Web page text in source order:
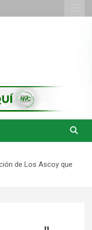
de Los Ascoy que